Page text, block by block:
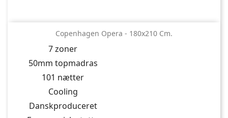
Copenhagen Opera - 180x210 Cm.
7 zoner
50mm topmadras
101 nætter
Cooling
Danskproduceret